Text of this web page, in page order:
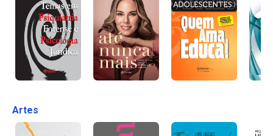
Artes